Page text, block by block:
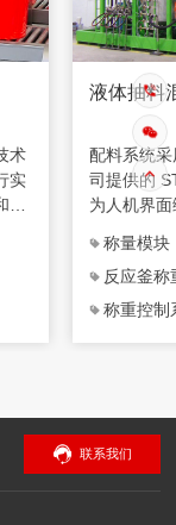
术
实
液体抽料
配料系统
司提供的
为人机界
通信，并
称量模块
反应釜称
称重控制
联系我们